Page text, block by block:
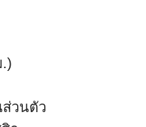
ส่วนตัว